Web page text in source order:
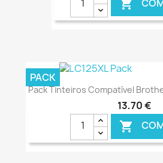

Pack Tinteiros Compatível
13,70 €

PACK